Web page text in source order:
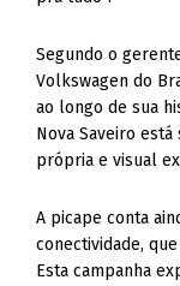
Segundo o
Volkswagen do
ao longo de sua
Nova Saveiro
própria e visual
A picape conta
conectividade,
Esta campanha